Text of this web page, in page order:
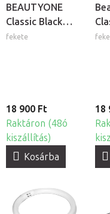
BEAUTYONE
Classic Black
gurulós
fekete
18 900 Ft
Raktáron (48ó
kiszállítás)
Kosárba
18